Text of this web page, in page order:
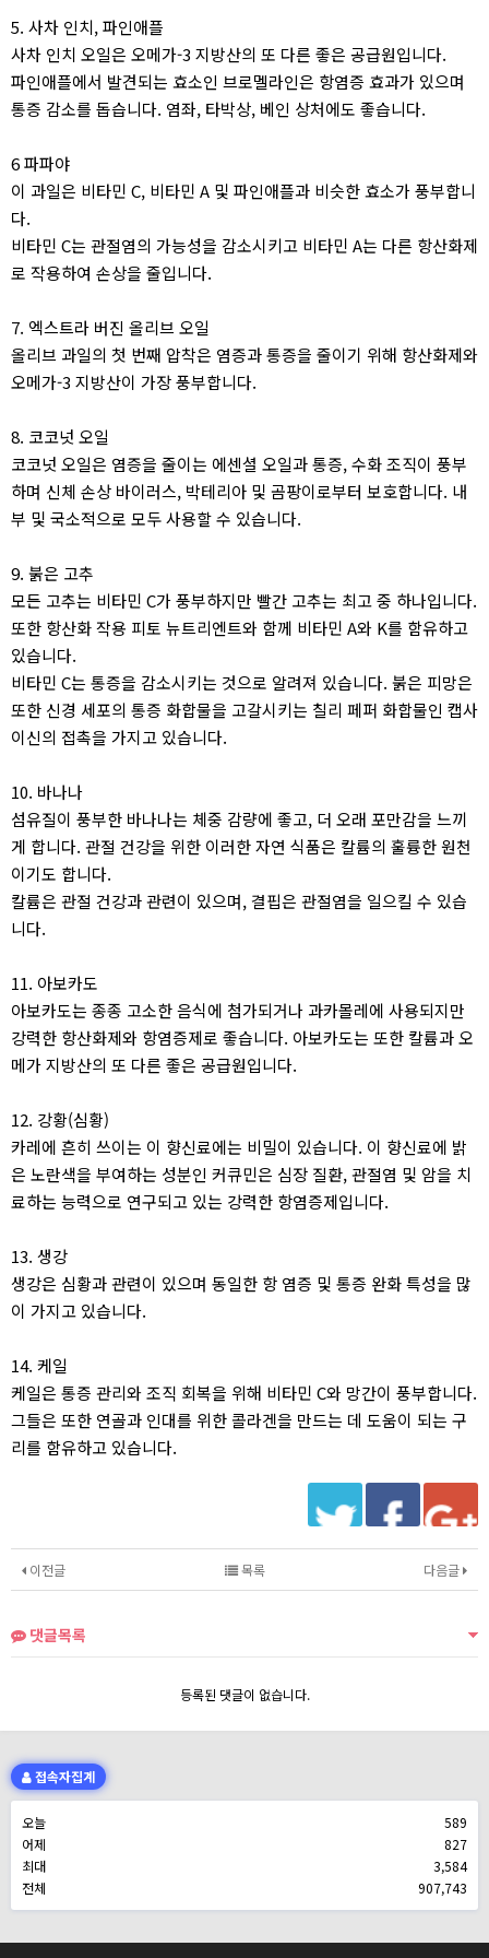
5. 사차 인치, 파인애플
사차 인치 오일은 오메가-3 지방산의 또 다른 좋은 공급원입니다.
파인애플에서 발견되는 효소인 브로멜라인은 항염증 효과가 있으며
통증 감소를 돕습니다. 염좌, 타박상, 베인 상처에도 좋습니다.
6 파파야
이 과일은 비타민 C, 비타민 A 및 파인애플과 비슷한 효소가 풍부합니
다.
비타민 C는 관절염의 가능성을 감소시키고 비타민 A는 다른 항산화제
로 작용하여 손상을 줄입니다.
7. 엑스트라 버진 올리브 오일
올리브 과일의 첫 번째 압착은 염증과 통증을 줄이기 위해 항산화제와
오메가-3 지방산이 가장 풍부합니다.
8. 코코넛 오일
코코넛 오일은 염증을 줄이는 에센셜 오일과 통증, 수화 조직이 풍부
하며 신체 손상 바이러스, 박테리아 및 곰팡이로부터 보호합니다. 내
부 및 국소적으로 모두 사용할 수 있습니다.
9. 붉은 고추
모든 고추는 비타민 C가 풍부하지만 빨간 고추는 최고 중 하나입니다.
또한 항산화 작용 피토 뉴트리엔트와 함께 비타민 A와 K를 함유하고
있습니다.
비타민 C는 통증을 감소시키는 것으로 알려져 있습니다. 붉은 피망은
또한 신경 세포의 통증 화합물을 고갈시키는 칠리 페퍼 화합물인 캡사
이신의 접촉을 가지고 있습니다.
10. 바나나
섬유질이 풍부한 바나나는 체중 감량에 좋고, 더 오래 포만감을 느끼
게 합니다. 관절 건강을 위한 이러한 자연 식품은 칼륨의 훌륭한 원천
이기도 합니다.
칼륨은 관절 건강과 관련이 있으며, 결핍은 관절염을 일으킬 수 있습
니다.
11. 아보카도
아보카도는 종종 고소한 음식에 첨가되거나 과카몰레에 사용되지만
강력한 항산화제와 항염증제로 좋습니다. 아보카도는 또한 칼륨과 오
메가 지방산의 또 다른 좋은 공급원입니다.
12. 강황(심황)
카레에 흔히 쓰이는 이 향신료에는 비밀이 있습니다. 이 향신료에 밝
은 노란색을 부여하는 성분인 커큐민은 심장 질환, 관절염 및 암을 치
료하는 능력으로 연구되고 있는 강력한 항염증제입니다.
13. 생강
생강은 심황과 관련이 있으며 동일한 항 염증 및 통증 완화 특성을 많
이 가지고 있습니다.
14. 케일
케일은 통증 관리와 조직 회복을 위해 비타민 C와 망간이 풍부합니다.
그들은 또한 연골과 인대를 위한 콜라겐을 만드는 데 도움이 되는 구
리를 함유하고 있습니다.
이전글 다음글
목록
댓글목록
등록된 댓글이 없습니다.
접속자집계
오늘
589
어제
827
최대
3,584
전체
907,743